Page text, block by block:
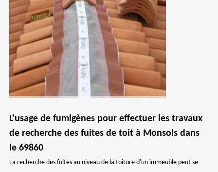
L'usage de fumigènes pour effectuer les travaux
de recherche des fuites de toit à Monsols dans
le 69860
La recherche des fuites au niveau de la toiture d'un immeuble peut se